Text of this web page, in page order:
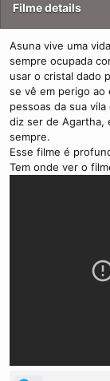
Filme details
Asuna vive uma
sempre ocupada
usar o cristal dado
se vê em perigo ao
pessoas da sua
diz ser de Agartha,
sempre.
Esse filme é
Tem onde ver o